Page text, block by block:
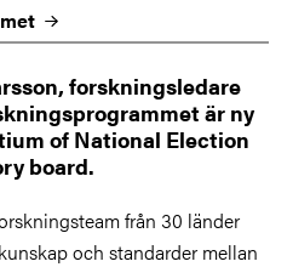
forskningsledare
är ny
of National Election
board.
från 30 länder
och standarder mellan